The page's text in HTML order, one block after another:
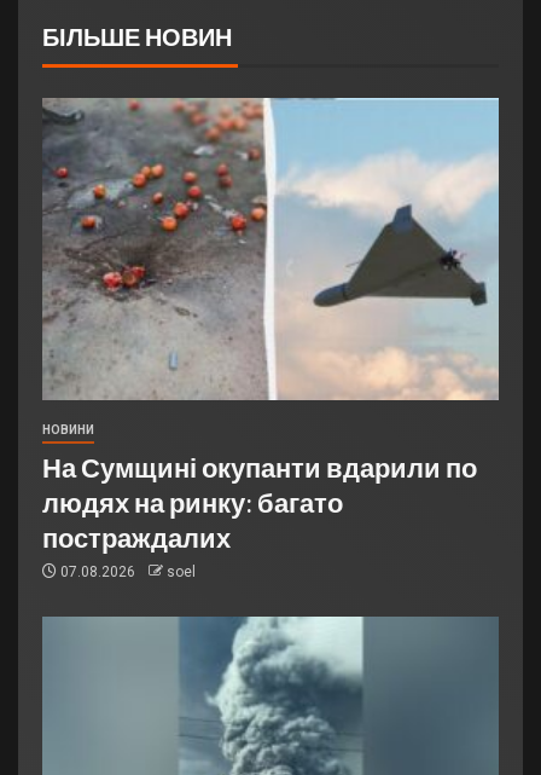
БІЛЬШЕ НОВИН
НОВИНИ
На Сумщині окупанти вдарили по
людях на ринку: багато
постраждалих
07.08.2026 soel